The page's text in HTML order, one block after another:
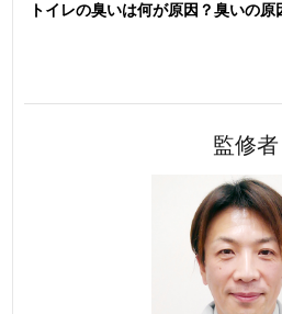
トイレの臭いは何が原因？臭いの原
監修者